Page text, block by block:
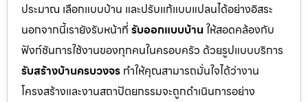
ประมาณ เลือกแบบบ้าน และปรับแก้แบบแปลนได้อย่างอิสระ
นอกจากนี้เรายังรับหน้าที่ รับออกแบบบ้าน ให้สอดคล้องกับ
ฟังก์ชันการใช้งานของทุกคนในครอบครัว ด้วยรูปแบบบริการ
รับสร้างบ้านครบวงจร ทำให้คุณสามารถมั่นใจได้ว่างาน
โครงสร้างและงานสถาปัตยกรรมจะถูกดำเนินการอย่าง